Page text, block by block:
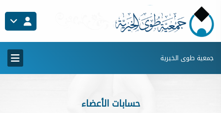
جمعية طوى الخيرية
حسابات الأعضاء